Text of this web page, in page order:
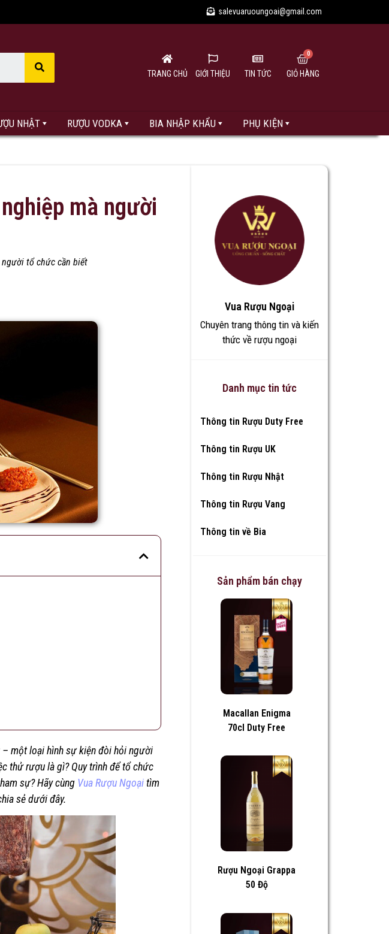
salevuaruoungoai@gmail.com
TRANG CHỦ GIỚI THIỆU TIN TỨC GIỎ HÀNG
NHẬT RƯỢU VODKA BIA NHẬP KHẨU PHỤ KIỆN
mà người
tổ chức cần biết
– một loại hình sự kiện đòi hỏi người
thử rượu là gì? Quy trình để tổ chức
sự? Hãy cùng Vua Rượu Ngoạitìm
sẻ dưới đây.
Vua Rượu Ngoại
Chuyên trang thông tin và kiến
thức về rượu ngoại
Danh mục tin tức
Thông tin Rượu Duty Free
Thông tin Rượu UK
Thông tin Rượu Nhật
Thông tin Rượu Vang
Thông tin về Bia
Sản phẩm bán chạy
Macallan Enigma
70cl Duty Free
Rượu Ngoại Grappa
50 Độ